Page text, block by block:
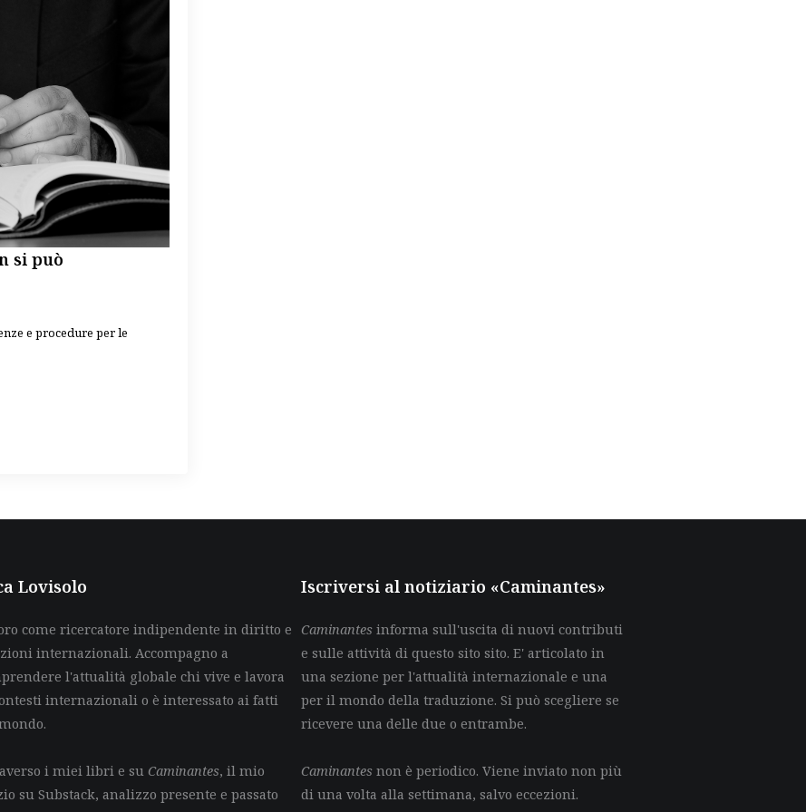
si può
e procedure per le
Lovisolo
come ricercatore indipendente in diritto e
internazionali. Accompagno a
l'attualità globale chi vive e lavora
internazionali o è interessato ai fatti
i miei libri e suCaminantes, il mio
su Substack, analizzo presente e passato
Iscriversi al notiziario «Caminantes»
Caminantes informa sull'uscita di nuovi contributi
e sulle attività di questo sito sito. E' articolato in
una sezione per l'attualità internazionale e una
per il mondo della traduzione. Si può scegliere se
ricevere una delle due o entrambe.
Caminantes non è periodico. Viene inviato non più
di una volta alla settimana, salvo eccezioni.